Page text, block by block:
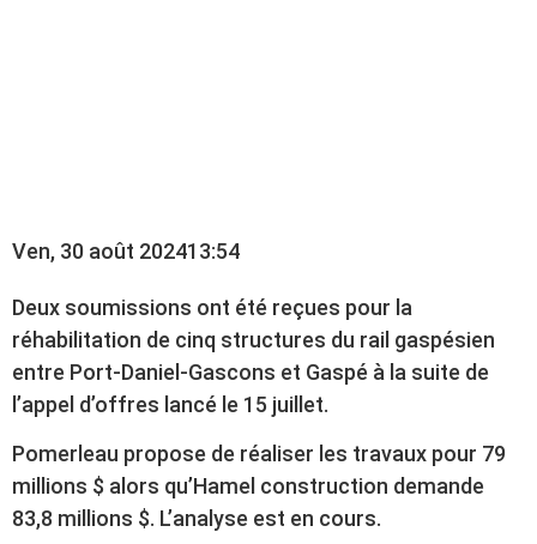
Ven, 30 août 202413:54
Deux soumissions ont été reçues pour la
réhabilitation de cinq structures du rail gaspésien
entre Port-Daniel-Gascons et Gaspé à la suite de
l’appel d’offres lancé le 15 juillet.
Pomerleau propose de réaliser les travaux pour 79
millions $ alors qu’Hamel construction demande
83,8 millions $. L’analyse est en cours.